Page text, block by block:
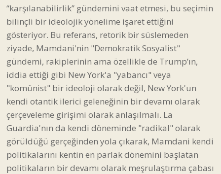
“karşılanabilirlik” gündemini vaat etmesi, bu seçimin
bilinçli bir ideolojik yönelime işaret ettiğini
gösteriyor. Bu referans, retorik bir süslemeden
ziyade, Mamdani'nin "Demokratik Sosyalist"
gündemi, rakiplerinin ama özellikle de Trump’ın,
iddia ettiği gibi New York'a "yabancı" veya
"komünist" bir ideoloji olarak değil, New York'un
kendi otantik ilerici geleneğinin bir devamı olarak
çerçeveleme girişimi olarak anlaşılmalı. La
Guardia'nın da kendi döneminde "radikal" olarak
görüldüğü gerçeğinden yola çıkarak, Mamdani kendi
politikalarını kentin en parlak dönemini başlatan
politikaların bir devamı olarak meşrulaştırma çabası